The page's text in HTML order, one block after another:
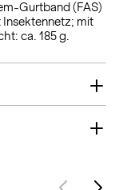
Gurtband (FAS)
Insektennetz; mit
ca. 185 g.